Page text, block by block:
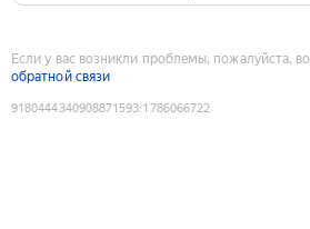
Если у вас возникли проблемы, пожалуйста,
обратной связи
9180444340908871593:1786066722